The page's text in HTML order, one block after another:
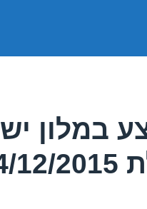
במלון